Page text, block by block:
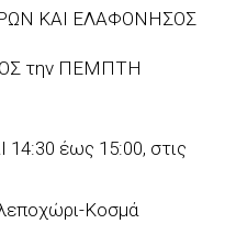
ΚΑΙ ΕΛΑΦΟΝΗΣΟΣ
την ΠΕΜΠΤΗ
έως 15:00, στις
Κοσμά